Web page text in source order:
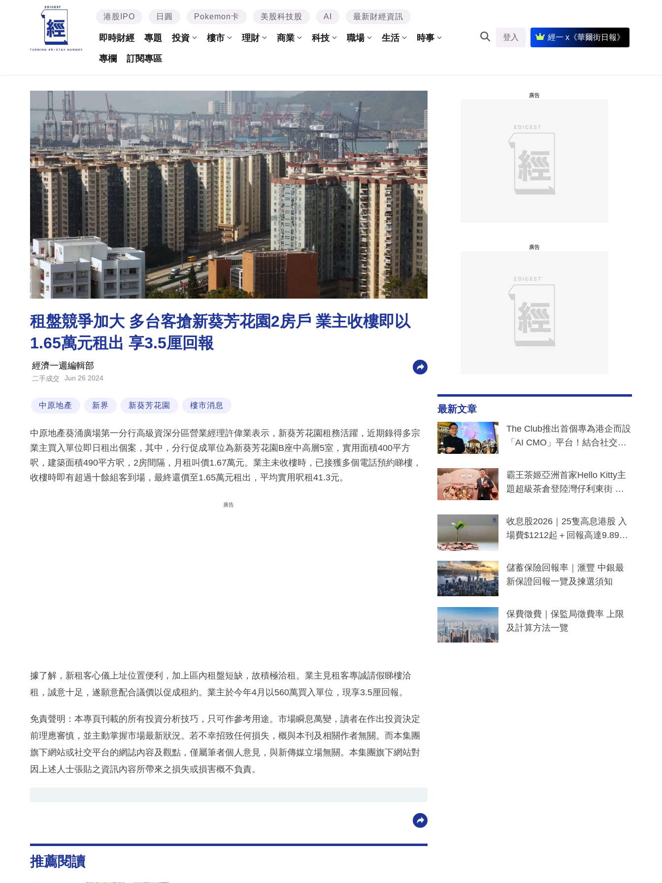
港股IPO 日圓 Pokemon卡 美股科技股 AI 最新財經資訊
即時財經 專題 投資 樓市 理財 商業 科技 職場 生活 時事
專欄 訂閱專區
登入 經一 x《華爾街日報》
租盤競爭加大 多台客搶新葵芳花園2房戶 業主收樓即以
1.65萬元租出 享3.5厘回報
經濟一週編輯部
二手成交 Jun 26 2024
中原地產 新界 新葵芳花園 樓市消息
中原地產葵涌廣場第一分行高級資深分區營業經理許偉業表示，新葵芳花園租務活躍，近期錄得多宗
業主買入單位即日租出個案，其中，分行促成單位為新葵芳花園B座中高層5室，實用面積400平方
呎，建築面積490平方呎，2房間隔，月租叫價1.67萬元。業主未收樓時，已接獲多個電話預約睇樓，
收樓時即有超過十餘組客到場，最終還價至1.65萬元租出，平均實用呎租41.3元。
廣告
據了解，新租客心儀上址位置便利，加上區內租盤短缺，故積極洽租。業主見租客專誠請假睇樓洽
租，誠意十足，遂願意配合議價以促成租約。業主於今年4月以560萬買入單位，現享3.5厘回報。
免責聲明：本專頁刊載的所有投資分析技巧，只可作參考用途。市場瞬息萬變，讀者在作出投資決定
前理應審慎，並主動掌握市場最新狀況。若不幸招致任何損失，概與本刊及相關作者無關。而本集團
旗下網站或社交平台的網誌內容及觀點，僅屬筆者個人意見，與新傳媒立場無關。本集團旗下網站對
因上述人士張貼之資訊內容所帶來之損失或損害概不負責。
推薦閱讀
廣告
廣告
最新文章
The Club推出首個專為港企而設
「AI CMO」平台！結合社交聆
分鐘生成「貼地」宣傳短片
霸王茶姬亞洲首家Hello Kitty主
題超級茶倉登陸灣仔利東街 推
y及香港限定特調系列
收息股2026｜25隻高息港股 入
場費$1212起＋回報高達9.89
儲蓄保險回報率｜滙豐 中銀最
新保證回報一覽及揀選須知
保費徵費｜保監局徵費率 上限
及計算方法一覽